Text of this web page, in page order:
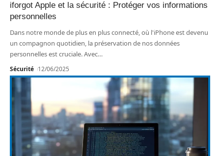
iforgot Apple et la sécurité : Protéger vos informations
personnelles
Dans notre monde de plus en plus connecté, où l'iPhone est devenu
un compagnon quotidien, la préservation de nos données
personnelles est cruciale. Avec…
Sécurité 12/06/2025